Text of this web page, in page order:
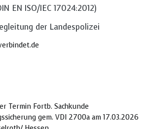
EN ISO/IEC 17024:2012)
der Landespolizei
Termin Fortb. Sachkunde
gem. VDI 2700a am 17.03.2026